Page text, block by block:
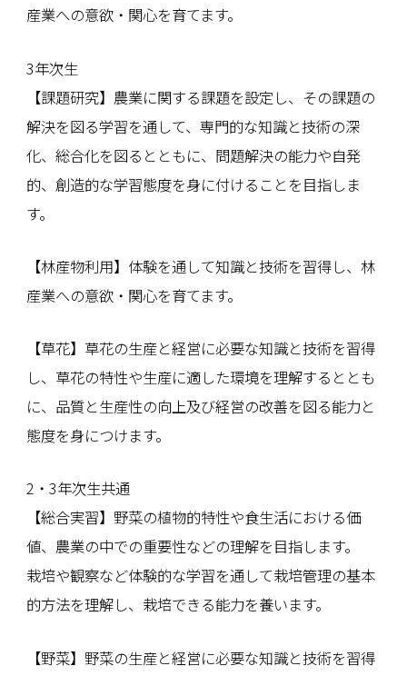
産業への意欲・関心を育てます。
3年次生
【課題研究】農業に関する課題を設定し、その課題の
解決を図る学習を通して、専門的な知識と技術の深
化、総合化を図るとともに、問題解決の能力や自発
的、創造的な学習態度を身に付けることを目指しま
す。
【林産物利用】体験を通して知識と技術を習得し、林
産業への意欲・関心を育てます。
【草花】草花の生産と経営に必要な知識と技術を習得
し、草花の特性や生産に適した環境を理解するととも
に、品質と生産性の向上及び経営の改善を図る能力と
態度を身につけます。
2・3年次生共通
【総合実習】野菜の植物的特性や食生活における価
値、農業の中での重要性などの理解を目指します。
栽培や観察など体験的な学習を通して栽培管理の基本
的方法を理解し、栽培できる能力を養います。
【野菜】野菜の生産と経営に必要な知識と技術を習得